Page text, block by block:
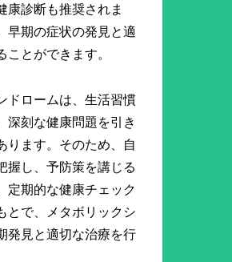
康診断も推奨されま
早期の症状の発見と適
ことができます。
ドロームは、生活習慣
深刻な健康問題を引き
ります。そのため、自
握し、予防策を講じる
定期的な健康チェック
とで、メタボリックシ
発見と適切な治療を行